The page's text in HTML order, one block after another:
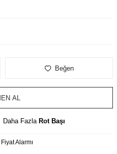
Beğen
AL
Daha Fazla Rot Başı
Fiyat Alarmı